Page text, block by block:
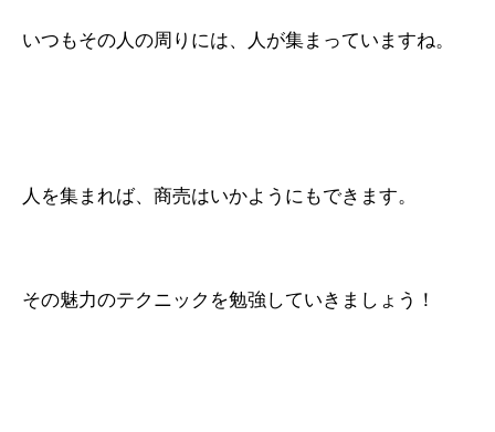
いつもその人の周りには、人が集まっていますね。
人を集まれば、商売はいかようにもできます。
その魅力のテクニックを勉強していきましょう！